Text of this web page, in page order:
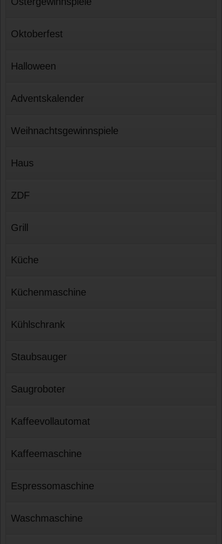
Oktoberfest
Halloween
Adventskalender
Weihnachtsgewinnspiele
Haus
ZDF
Grill
Küche
Küchenmaschine
Kühlschrank
Staubsauger
Saugroboter
Kaffeevollautomat
Kaffeemaschine
Espressomaschine
Waschmaschine